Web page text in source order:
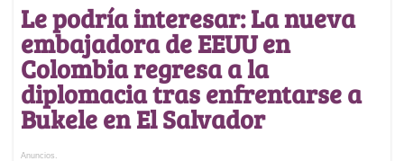
Le podría interesar: La nueva
embajadora de EEUU en
Colombia regresa a la
diplomacia tras enfrentarse a
Bukele en El Salvador
Anuncios.